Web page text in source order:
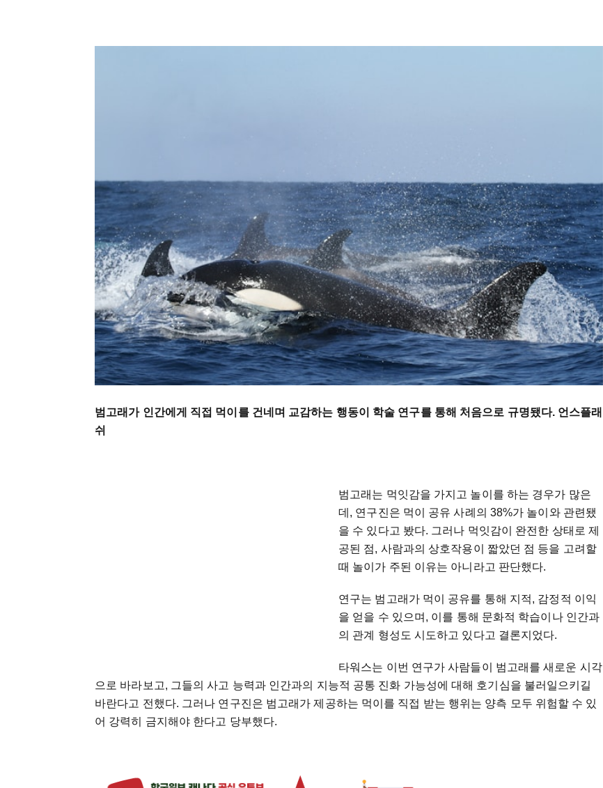
범고래가 인간에게 직접 먹이를 건네며 교감하는 행동이 학술 연구를 통해 처음으로 규명됐다. 언스플래
쉬
범고래는 먹잇감을 가지고 놀이를 하는 경우가 많은
데, 연구진은 먹이 공유 사례의 38%가 놀이와 관련됐
을 수 있다고 봤다. 그러나 먹잇감이 완전한 상태로 제
공된 점, 사람과의 상호작용이 짧았던 점 등을 고려할
때 놀이가 주된 이유는 아니라고 판단했다.
연구는 범고래가 먹이 공유를 통해 지적, 감정적 이익
을 얻을 수 있으며, 이를 통해 문화적 학습이나 인간과
의 관계 형성도 시도하고 있다고 결론지었다.
타워스는 이번 연구가 사람들이 범고래를 새로운 시각
으로 바라보고, 그들의 사고 능력과 인간과의 지능적 공통 진화 가능성에 대해 호기심을 불러일으키길
바란다고 전했다. 그러나 연구진은 범고래가 제공하는 먹이를 직접 받는 행위는 양측 모두 위험할 수 있
어 강력히 금지해야 한다고 당부했다.